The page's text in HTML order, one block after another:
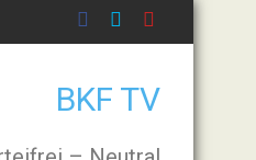
BKF TV